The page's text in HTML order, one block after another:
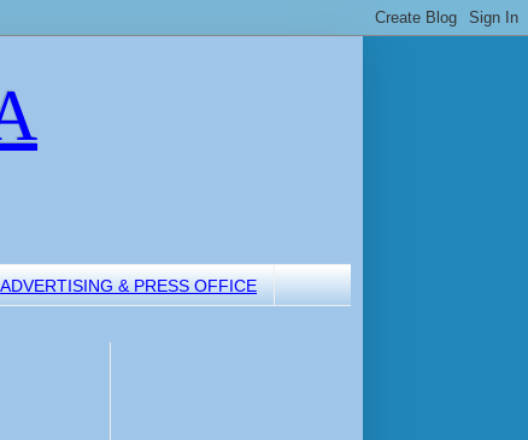
ADVERTISING & PRESS OFFICE